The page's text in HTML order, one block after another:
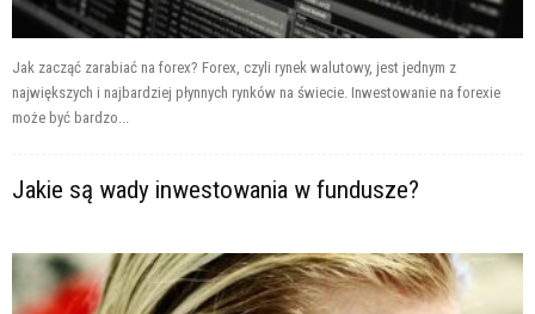
Jak zacząć zarabiać na forex? Forex, czyli rynek walutowy, jest jednym z
największych i najbardziej płynnych rynków na świecie. Inwestowanie na forexie
może być bardzo...
Jakie są wady inwestowania w fundusze?